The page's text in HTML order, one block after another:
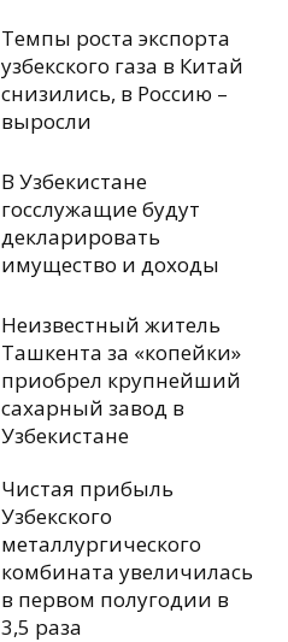
Темпы роста экспорта
узбекского газа в Китай
снизились, в Россию –
выросли
В Узбекистане
госслужащие будут
декларировать
имущество и доходы
Неизвестный житель
Ташкента за «копейки»
приобрел крупнейший
сахарный завод в
Узбекистане
Чистая прибыль
Узбекского
металлургического
комбината увеличилась
в первом полугодии в
3,5 раза